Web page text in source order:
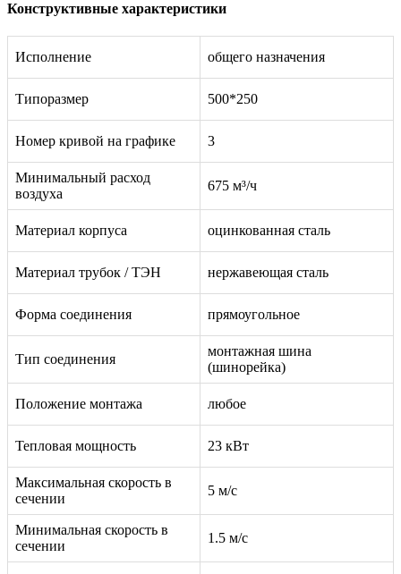
Конструктивные характеристики
Исполнение общего назначения
Типоразмер 500*250
Номер кривой на графике 3
Минимальный расход
воздуха
675 м³/ч
Материал корпуса оцинкованная сталь
Материал трубок / ТЭН нержавеющая сталь
Форма соединения прямоугольное
Тип соединения
монтажная шина
(шинорейка)
Положение монтажа любое
Тепловая мощность 23 кВт
Максимальная скорость в
сечении
5 м/с
Минимальная скорость в
сечении
1.5 м/с